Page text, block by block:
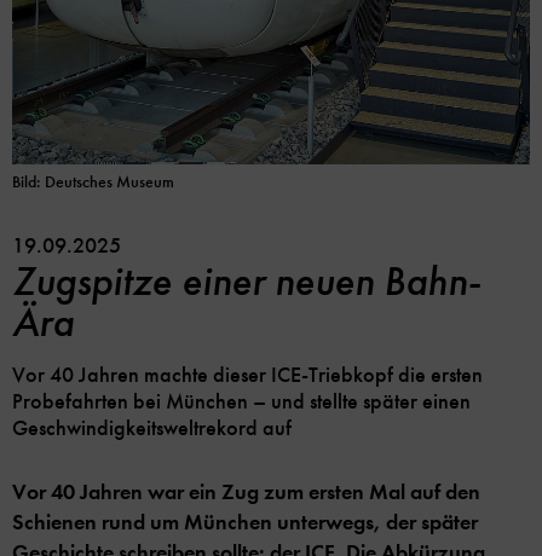
Bild: Deutsches Museum
19.09.2025
Zugspitze einer neuen Bahn-
Ära
Vor 40 Jahren machte dieser ICE-Triebkopf die ersten
Probefahrten bei München – und stellte später einen
Geschwindigkeitsweltrekord auf
Vor 40 Jahren war ein Zug zum ersten Mal auf den
Schienen rund um München unterwegs, der später